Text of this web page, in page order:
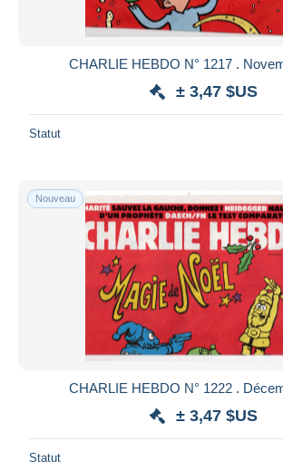
CHARLIE HEBDO N° 1217 .
± 3,47 $US
Statut
Nouveau
CHARLIE HEBDO N° 1222 .
± 3,47 $US
Statut